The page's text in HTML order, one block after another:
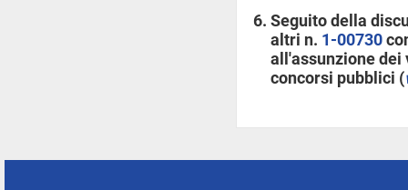
Seguito della
altri n. 1-00730
all'assunzione
concorsi pubblici (